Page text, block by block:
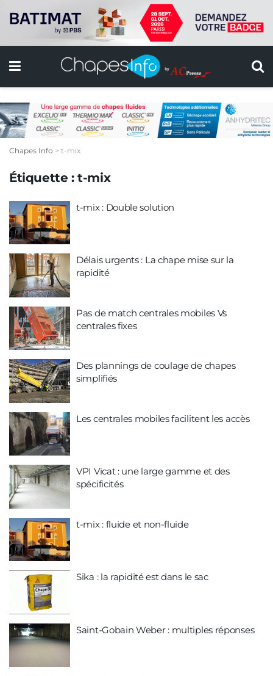
Chapes Info > t-mix
Étiquette :t-mix
t-mix : Double solution
Délais urgents : La chape mise sur la
rapidité
Pas de match centrales mobiles Vs
centrales fixes
Des plannings de coulage de chapes
simplifiés
Les centrales mobiles facilitent les accès
VPI Vicat : une large gamme et des
spécificités
t-mix : fluide et non-fluide
Sika : la rapidité est dans le sac
Saint-Gobain Weber : multiples réponses